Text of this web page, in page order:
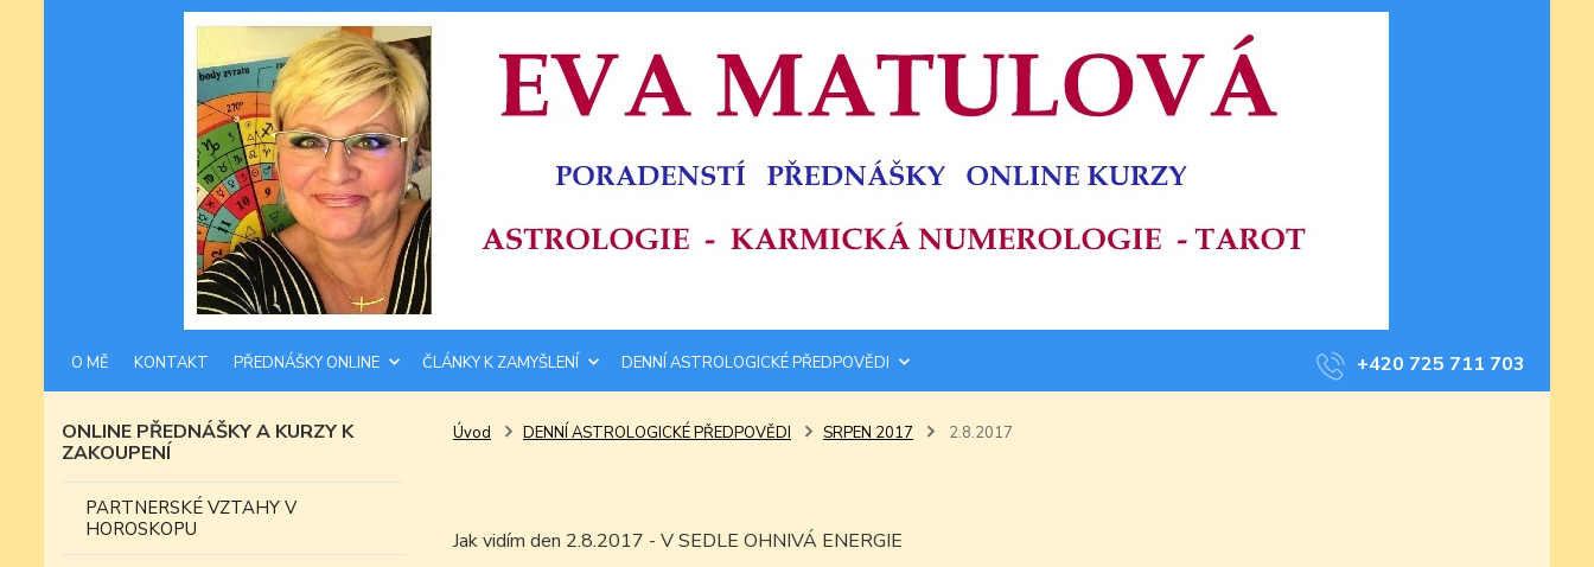
O MĚ KONTAKT PŘEDNÁŠKY ONLINE ČLÁNKY K ZAMYŠLENÍ DENNÍ ASTROLOGICKÉ PŘEDPOVĚDI +420 725 711 703
ONLINE PŘEDNÁŠKY A KURZY K
ZAKOUPENÍ
PARTNERSKÉ VZTAHY V
HOROSKOPU
Úvod DENNÍ ASTROLOGICKÉ PŘEDPOVĚDI SRPEN 2017 2.8.2017
Jak vidím den 2.8.2017 - V SEDLE OHNIVÁ ENERGIE